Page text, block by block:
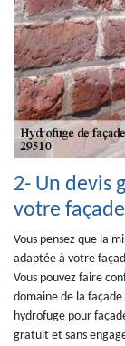
2- Un devis
votre façade
Vous pensez que la
adaptée à votre
Vous pouvez faire
domaine de la
hydrofuge pour
gratuit et sans